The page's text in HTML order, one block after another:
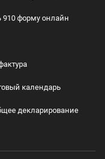
910 форму онлайн
календарь
декларирование